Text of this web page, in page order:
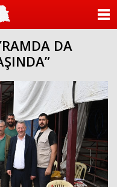
DA
KATEGORİLER
ANKETLER
FOTO GALERİ
VİDEO GALERİ